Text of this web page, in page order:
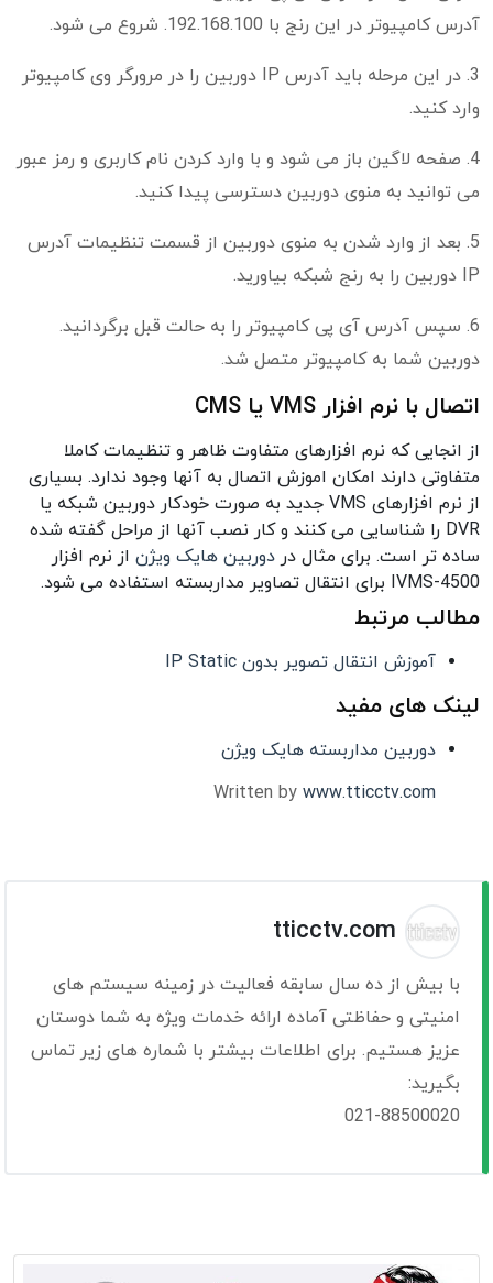
آدرس کامپیوتر در این رنج با 192.168.100. شروع می شود.
3. در این مرحله باید آدرس IP دوربین را در مرورگر وی کامپیوتر
وارد کنید.
4. صفحه لاگین باز می شود و با وارد کردن نام کاربری و رمز عبور
می توانید به منوی دوربین دسترسی پیدا کنید.
5. بعد از وارد شدن به منوی دوربین از قسمت تنظیمات آدرس
IP دوربین را به رنج شبکه بیاورید.
6. سپس آدرس آی پی کامپیوتر را به حالت قبل برگردانید.
دوربین شما به کامپیوتر متصل شد.
اتصال با نرم افزار VMS یا CMS
از انجایی که نرم افزارهای متفاوت ظاهر و تنظیمات کاملا
متفاوتی دارند امکان اموزش اتصال به آنها وجود ندارد. بسیاری
از نرم افزارهای VMS جدید به صورت خودکار دوربین شبکه یا
DVR را شناسایی می کنند و کار نصب آنها از مراحل گفته شده
ساده تر است. برای مثال در دوربین هایک ویژن از نرم افزار
IVMS-4500 برای انتقال تصاویر مداربسته استفاده می شود.
مطالب مرتبط
آموزش انتقال تصویر بدون IP Static
لینک های مفید
دوربین مداربسته هایک ویژن
Written by www.tticctv.com
tticctv.com
با بیش از ده سال سابقه فعالیت در زمینه سیستم های
امنیتی و حفاظتی آماده ارائه خدمات ویژه به شما دوستان
عزیز هستیم. برای اطلاعات بیشتر با شماره های زیر تماس
بگیرید:
021-88500020